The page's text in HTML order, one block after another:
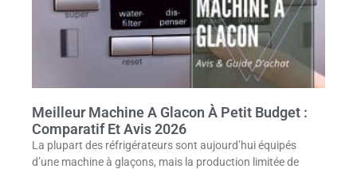
Meilleur Machine A Glacon À Petit Budget :
Comparatif Et Avis 2026
La plupart des réfrigérateurs sont aujourd’hui équipés
d’une machine à glaçons, mais la production limitée de